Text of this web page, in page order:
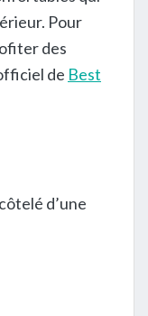
Pour
des
de Best
d’une